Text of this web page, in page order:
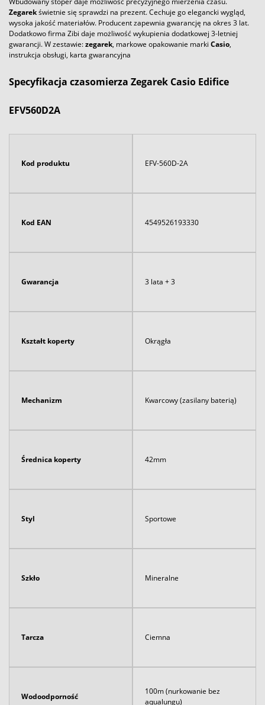
Zegarekświetnie się sprawdzi na prezent. Cechuje go elegancki wygląd,
wysoka jakość materiałów. Producent zapewnia gwarancję na okres 3 lat.
Dodatkowo firma Zibi daje możliwość wykupienia dodatkowej 3-letniej
gwarancji. W zestawie:zegarek, markowe opakowanie marki Casio,
instrukcja obsługi, karta gwarancyjna
Specyfikacja czasomierza Zegarek Casio Edifice
EFV560D2A
Kod produktu EFV-560D-2A
Kod EAN 4549526193330
Gwarancja 3 lata + 3
Kształt koperty Okrągła
Mechanizm Kwarcowy (zasilany baterią)
Średnica koperty 42mm
Styl Sportowe
Szkło Mineralne
Tarcza Ciemna
Wodoodporność
100m (nurkowanie bez
aqualungu)